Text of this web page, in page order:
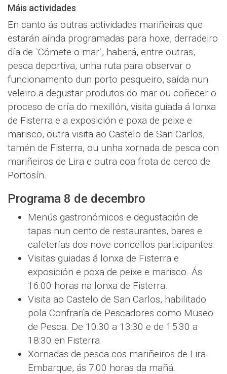
Máis actividades
En canto ás outras actividades mariñeiras que
estarán aínda programadas para hoxe, derradeiro
día de `Cómete o mar´, haberá, entre outras,
pesca deportiva, unha ruta para observar o
funcionamento dun porto pesqueiro, saída nun
veleiro a degustar produtos do mar ou coñecer o
proceso de cría do mexillón, visita guiada á lonxa
de Fisterra e a exposición e poxa de peixe e
marisco, outra visita ao Castelo de San Carlos,
tamén de Fisterra, ou unha xornada de pesca con
mariñeiros de Lira e outra coa frota de cerco de
Portosín.
Programa 8 de decembro
Menús gastronómicos e degustación de
tapas nun cento de restaurantes, bares e
cafeterías dos nove concellos participantes.
Visitas guiadas á lonxa de Fisterra e
exposición e poxa de peixe e marisco. Ás
16:00 horas na lonxa de Fisterra.
Visita ao Castelo de San Carlos, habilitado
pola Confraría de Pescadores como Museo
de Pesca. De 10:30 a 13:30 e de 15:30 a
18:30 en Fisterra.
Xornadas de pesca cos mariñeiros de Lira.
Embarque, ás 7:00 horas da mañá.